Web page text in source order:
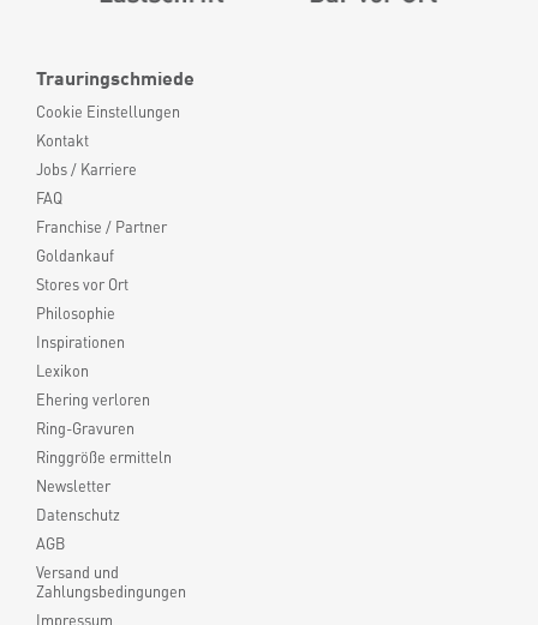
Trauringschmiede
Cookie Einstellungen
Kontakt
Jobs / Karriere
FAQ
Franchise / Partner
Goldankauf
Stores vor Ort
Philosophie
Inspirationen
Lexikon
Ehering verloren
Ring-Gravuren
Ringgröße ermitteln
Newsletter
Datenschutz
AGB
Versand und
Zahlungsbedingungen
Impressum